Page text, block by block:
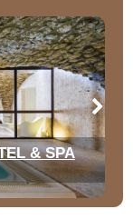
& SPA